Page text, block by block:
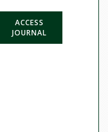
ACCESS
JOURNAL